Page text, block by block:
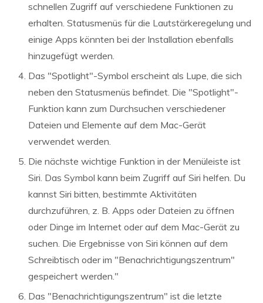
schnellen Zugriff auf verschiedene Funktionen zu
erhalten. Statusmenüs für die Lautstärkeregelung und
einige Apps könnten bei der Installation ebenfalls
hinzugefügt werden.
Das "Spotlight"-Symbol erscheint als Lupe, die sich
neben den Statusmenüs befindet. Die "Spotlight"-
Funktion kann zum Durchsuchen verschiedener
Dateien und Elemente auf dem Mac-Gerät
verwendet werden.
Die nächste wichtige Funktion in der Menüleiste ist
Siri. Das Symbol kann beim Zugriff auf Siri helfen. Du
kannst Siri bitten, bestimmte Aktivitäten
durchzuführen, z. B. Apps oder Dateien zu öffnen
oder Dinge im Internet oder auf dem Mac-Gerät zu
suchen. Die Ergebnisse von Siri können auf dem
Schreibtisch oder im "Benachrichtigungszentrum"
gespeichert werden."
Das "Benachrichtigungszentrum" ist die letzte